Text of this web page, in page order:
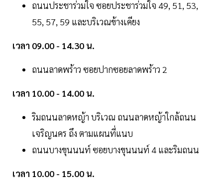
ถนนประชาร่วมใจ ซอยประชาร่วมใจ 49, 51, 53,
55, 57, 59 และบริเวณข้างเคียง
เวลา 09.00 - 14.30 น.
ถนนลาดพร้าว ซอยปากซอยลาดพร้าว 2
เวลา 10.00 - 14.00 น.
ริมถนนลาดหญ้า บริเวณ ถนนลาดหญ้าใกล้ถนน
เจริญนคร ถึง ตามแผนที่แนบ
ถนนบางขุนนนท์ ซอยบางขุนนนท์ 4 และริมถนน
เวลา 10.00 - 15.00 น.